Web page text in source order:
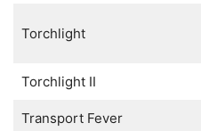
Torchlight
Torchlight II
Transport Fever